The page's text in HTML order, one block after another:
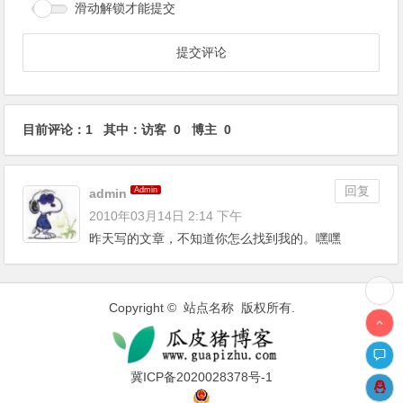
滑动解锁才能提交
目前评论：1 其中：访客 0 博主 0
admin Admin
回复
2010年03月14日 2:14 下午
昨天写的文章，不知道你怎么找到我的。嘿嘿
Copyright © 站点名称 版权所有.
冀ICP备2020028378号-1